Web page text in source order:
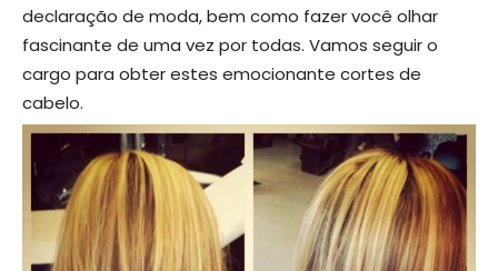
declaração de moda, bem como fazer você olhar
fascinante de uma vez por todas. Vamos seguir o
cargo para obter estes emocionante cortes de
cabelo.